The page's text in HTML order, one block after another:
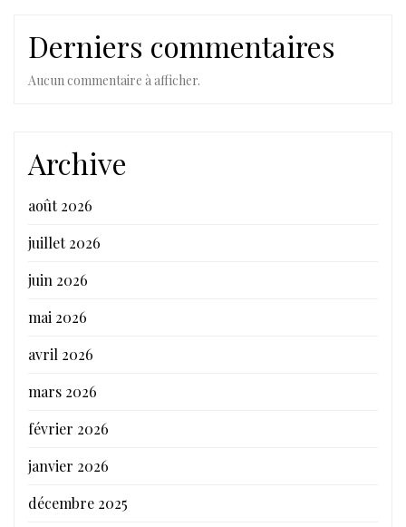
Derniers commentaires
Aucun commentaire à afficher.
Archive
août 2026
juillet 2026
juin 2026
mai 2026
avril 2026
mars 2026
février 2026
janvier 2026
décembre 2025